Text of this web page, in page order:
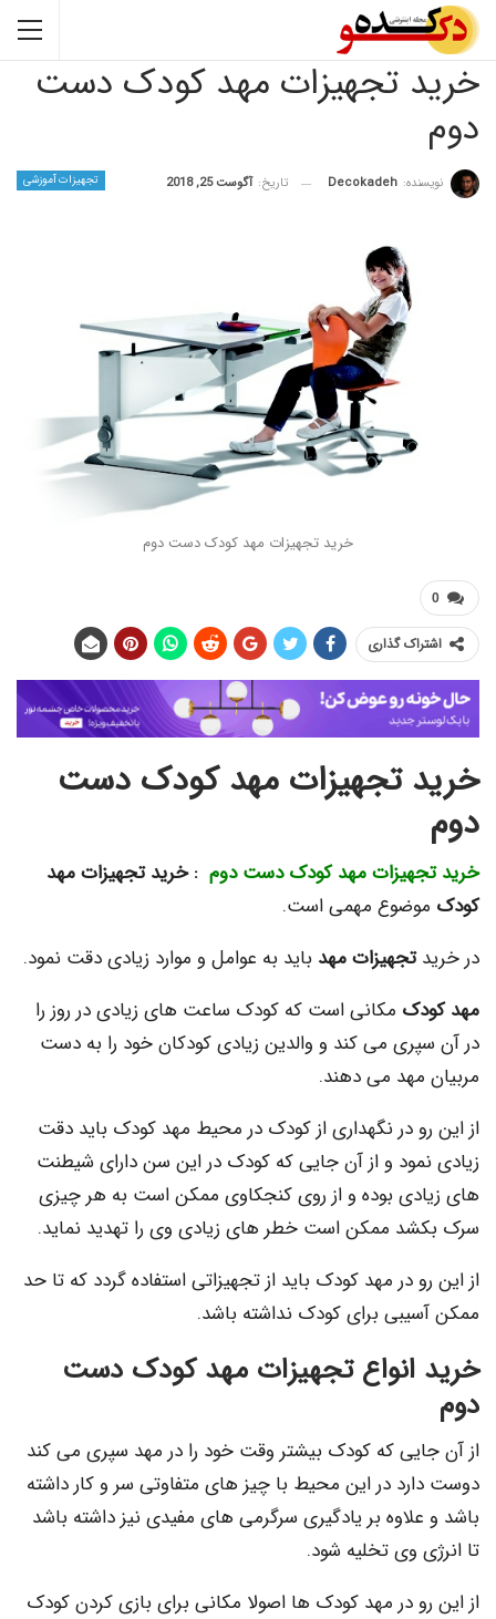
تجهیزات مهد کودک دست
تجهیزات آموزشی Decokadeh تاریخ: آگوست 25, 2018
خرید تجهیزات مهد کودک دست دوم
گذاری
تجهیزات مهد کودک دست
مهد کودک دست دوم: خرید تجهیزات مهد
مهمی است.
تجهیزات مهدباید به عوامل و موارد زیادی دقت نمود.
مکانی است که کودک ساعت های زیادی در روز را
می کند و والدین زیادی کودکان خود را به دست
می دهند.
در نگهداری از کودک در محیط مهد کودک باید دقت
و از آن جایی که کودک در این سن دارای شیطنت
بوده و از روی کنجکاوی ممکن است به هر چیزی
ممکن است خطر های زیادی وی را تهدید نماید.
در مهد کودک باید از تجهیزاتی استفاده گردد که تا حد
برای کودک نداشته باشد.
انواع تجهیزات مهد کودک دست
که کودک بیشتر وقت خود را در مهد سپری می کند
در این محیط با چیز های متفاوتی سر و کار داشته
بر یادگیری سرگرمی های مفیدی نیز داشته باشد
وی تخلیه شود.
در مهد کودک ها اصولا مکانی برای بازی کردن کودک